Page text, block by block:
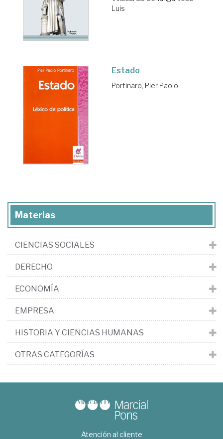
Luis
Estado
Portinaro, Pier Paolo
Materias
CIENCIAS SOCIALES
DERECHO
ECONOMÍA
EMPRESA
HISTORIA Y CIENCIAS HUMANAS
OTRAS CATEGORÍAS
Atención al cliente